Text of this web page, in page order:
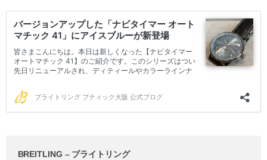
BREITLING – ブライトリング